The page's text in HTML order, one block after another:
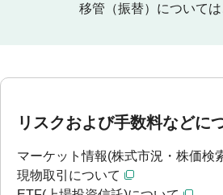
移管（振替）について
リスクおよび手数料などに
マーケット情報(株式市況・株価検
現物取引について